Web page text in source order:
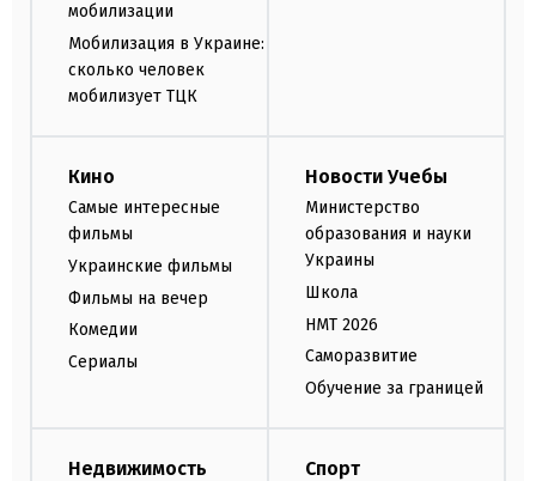
мобилизации
Мобилизация в Украине:
сколько человек
мобилизует ТЦК
Кино
Самые интересные
фильмы
Украинские фильмы
Фильмы на вечер
Комедии
Сериалы
Новости Учебы
Министерство
образования и науки
Украины
Школа
НМТ 2026
Саморазвитие
Обучение за границей
Недвижимость Спорт